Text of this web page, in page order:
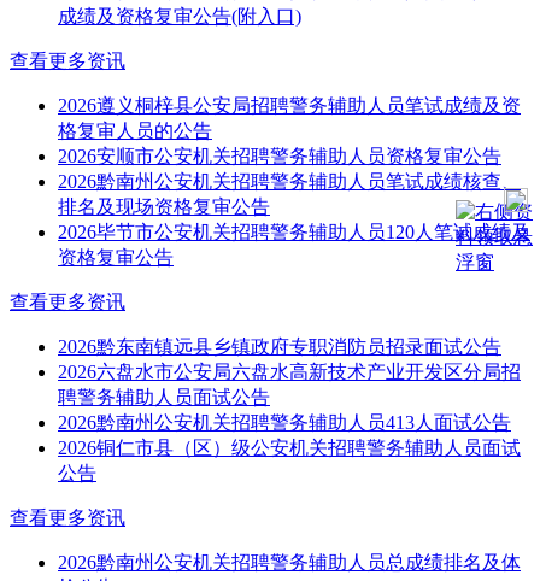
成绩及资格复审公告(附入口)
查看更多资讯
2026遵义桐梓县公安局招聘警务辅助人员笔试成绩及资
格复审人员的公告
2026安顺市公安机关招聘警务辅助人员资格复审公告
2026黔南州公安机关招聘警务辅助人员笔试成绩核查、
排名及现场资格复审公告
2026毕节市公安机关招聘警务辅助人员120人笔试成绩及
资格复审公告
查看更多资讯
2026黔东南镇远县乡镇政府专职消防员招录面试公告
2026六盘水市公安局六盘水高新技术产业开发区分局招
聘警务辅助人员面试公告
2026黔南州公安机关招聘警务辅助人员413人面试公告
2026铜仁市县（区）级公安机关招聘警务辅助人员面试
公告
查看更多资讯
2026黔南州公安机关招聘警务辅助人员总成绩排名及体